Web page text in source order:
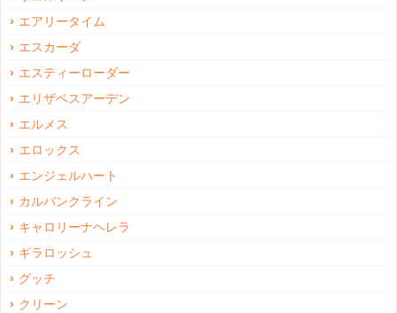
エアリータイム
エスカーダ
エスティーローダー
エリザベスアーデン
エルメス
エロックス
エンジェルハート
カルバンクライン
キャロリーナヘレラ
ギラロッシュ
グッチ
クリーン